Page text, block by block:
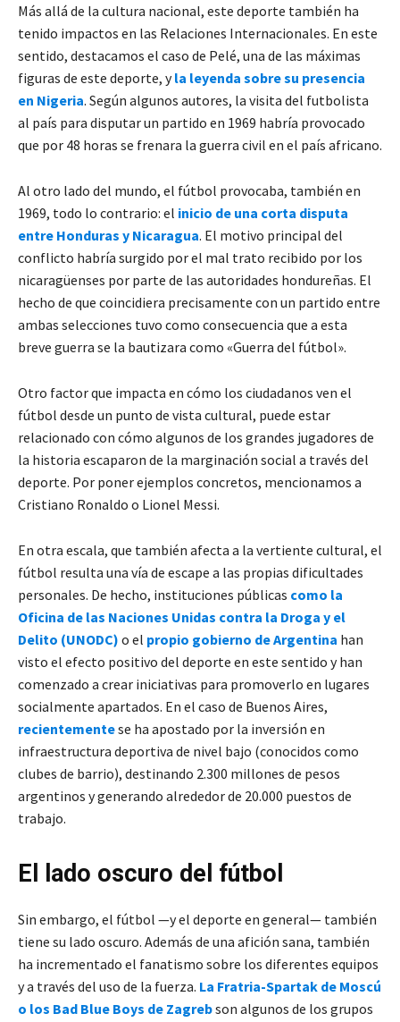
Más allá de la cultura nacional, este deporte también ha
tenido impactos en las Relaciones Internacionales. En este
sentido, destacamos el caso de Pelé, una de las máximas
figuras de este deporte, yla leyenda sobre su presencia
en Nigeria. Según algunos autores, la visita del futbolista
al país para disputar un partido en 1969 habría provocado
que por 48 horas se frenara la guerra civil en el país africano.
Al otro lado del mundo, el fútbol provocaba, también en
1969, todo lo contrario: el inicio de una corta disputa
entre Honduras y Nicaragua. El motivo principal del
conflicto habría surgido por el mal trato recibido por los
nicaragüenses por parte de las autoridades hondureñas. El
hecho de que coincidiera precisamente con un partido entre
ambas selecciones tuvo como consecuencia que a esta
breve guerra se la bautizara como «Guerra del fútbol».
Otro factor que impacta en cómo los ciudadanos ven el
fútbol desde un punto de vista cultural, puede estar
relacionado con cómo algunos de los grandes jugadores de
la historia escaparon de la marginación social a través del
deporte. Por poner ejemplos concretos, mencionamos a
Cristiano Ronaldo o Lionel Messi.
En otra escala, que también afecta a la vertiente cultural, el
fútbol resulta una vía de escape a las propias dificultades
personales. De hecho, instituciones públicas como la
Oficina de las Naciones Unidas contra la Droga y el
Delito (UNODC) o el propio gobierno de Argentina han
visto el efecto positivo del deporte en este sentido y han
comenzado a crear iniciativas para promoverlo en lugares
socialmente apartados. En el caso de Buenos Aires,
recientementese ha apostado por la inversión en
infraestructura deportiva de nivel bajo (conocidos como
clubes de barrio), destinando 2.300 millones de pesos
argentinos y generando alrededor de 20.000 puestos de
trabajo.
El lado oscuro del fútbol
Sin embargo, el fútbol —y el deporte en general— también
tiene su lado oscuro. Además de una afición sana, también
ha incrementado el fanatismo sobre los diferentes equipos
y a través del uso de la fuerza. La Fratria-Spartak de Moscú
o los Bad Blue Boys de Zagrebson algunos de los grupos